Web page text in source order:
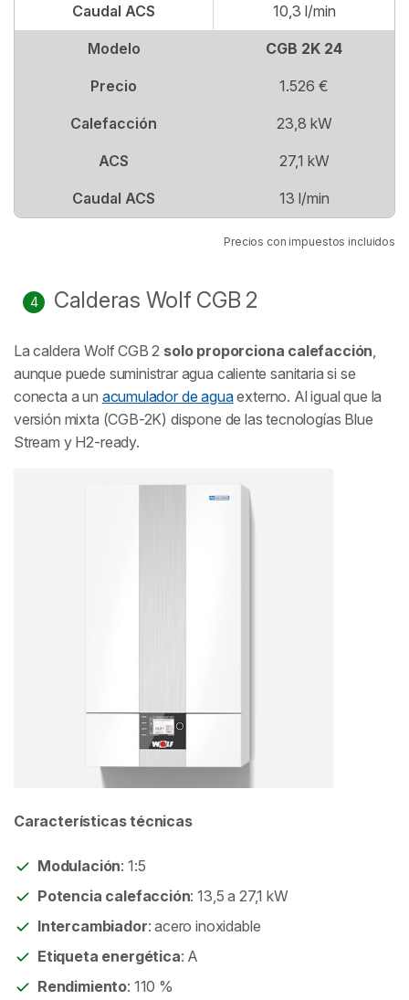
Caudal ACS 10,3 l/min
Modelo CGB 2K 24
Precio 1.526 €
Calefacción 23,8 kW
ACS 27,1 kW
Caudal ACS 13 l/min
Precios con impuestos incluidos
Calderas Wolf CGB 2
La caldera Wolf CGB 2 solo proporciona calefacción,
aunque puede suministrar agua caliente sanitaria si se
conecta a un acumulador de aguaexterno. Al igual que la
versión mixta (CGB-2K) dispone de las tecnologías Blue
Stream y H2-ready.
Características técnicas
Modulación: 1:5
Potencia calefacción: 13,5 a 27,1 kW
Intercambiador: acero inoxidable
Etiqueta energética: A
Rendimiento: 110 %